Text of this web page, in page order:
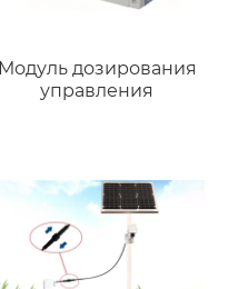
Модуль дозирования
управления